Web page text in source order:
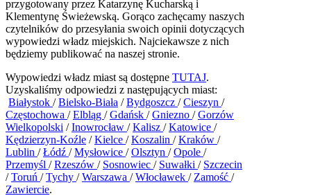
przygotowany przez Katarzynę Kucharską i
Klementynę Świeżewską. Gorąco zachęcamy naszych
czytelników do przesyłania swoich opinii dotyczących
wypowiedzi władz miejskich. Najciekawsze z nich
będziemy publikować na naszej stronie.
Wypowiedzi władz miast są dostępne TUTAJ.
Uzyskaliśmy odpowiedzi z następujących miast:
Białystok /Bielsko-Biała /Bydgoszcz /Cieszyn /
Częstochowa /Elbląg /Gdańsk /Gniezno /Gorzów
Wielkopolski /Inowrocław /Kalisz /Katowice /
Kędzierzyn-Koźle /Kielce /Koszalin /Kraków /
Lublin /Łódź /Mysłowice /Olsztyn /Opole /
Przemyśl /Rzeszów / Sosnowiec / Suwałki / Szczecin
/Toruń /Tychy /Warszawa /Włocławek / Zamość /
Zawiercie.